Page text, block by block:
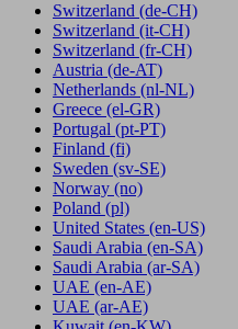
Switzerland (de-CH)
Switzerland (it-CH)
Switzerland (fr-CH)
Austria (de-AT)
Netherlands (nl-NL)
Greece (el-GR)
Portugal (pt-PT)
Finland (fi)
Sweden (sv-SE)
Norway (no)
Poland (pl)
United States (en-US)
Saudi Arabia (en-SA)
Saudi Arabia (ar-SA)
UAE (en-AE)
UAE (ar-AE)